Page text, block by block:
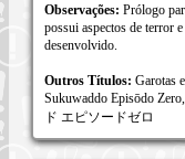
Observações: Prólogo
possui aspectos de terror
desenvolvido.
Outros Títulos: Garotas
Sukuwaddo Episōdo
ド エピソードゼロ